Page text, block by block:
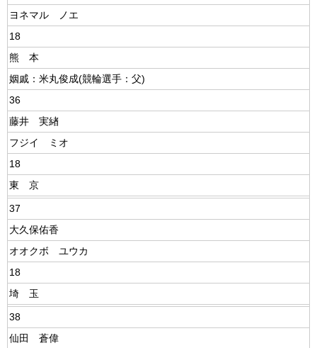
ヨネマル ノエ
18
熊 本
姻戚：米丸俊成(競輪選手：父)
36
藤井 実緖
フジイ ミオ
18
東 京
37
大久保佑香
オオクボ ユウカ
18
埼 玉
38
仙田 蒼偉